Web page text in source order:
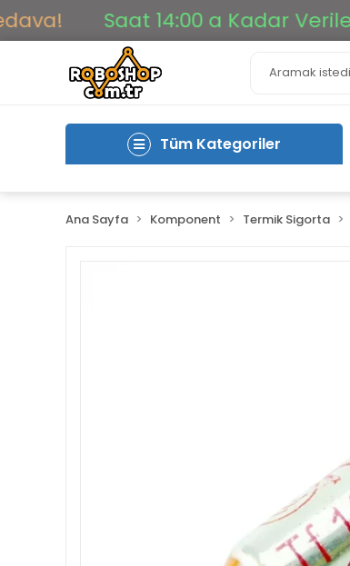
Saat 14:00 a Kadar Verilen
Tüm Kategoriler
Ana Sayfa Komponent Termik Sigorta